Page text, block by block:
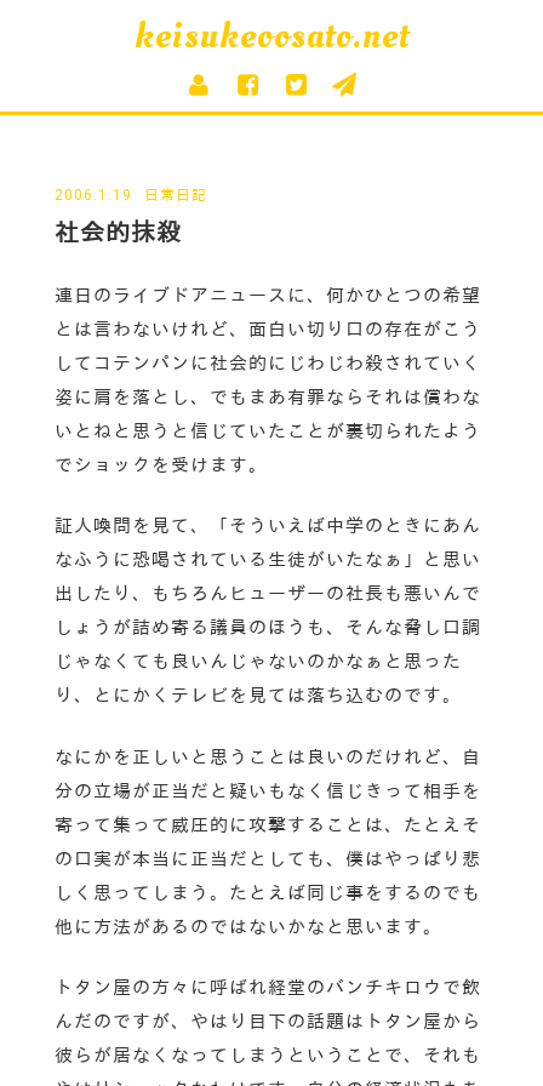
keisukeoosato.net
2006.1.19 日常日記
社会的抹殺
連日のライブドアニュースに、何かひとつの希望
とは言わないけれど、面白い切り口の存在がこう
してコテンパンに社会的にじわじわ殺されていく
姿に肩を落とし、でもまあ有罪ならそれは償わな
いとねと思うと信じていたことが裏切られたよう
でショックを受けます。
証人喚問を見て、「そういえば中学のときにあん
なふうに恐喝されている生徒がいたなぁ」と思い
出したり、もちろんヒューザーの社長も悪いんで
しょうが詰め寄る議員のほうも、そんな脅し口調
じゃなくても良いんじゃないのかなぁと思った
り、とにかくテレビを見ては落ち込むのです。
なにかを正しいと思うことは良いのだけれど、自
分の立場が正当だと疑いもなく信じきって相手を
寄って集って威圧的に攻撃することは、たとえそ
の口実が本当に正当だとしても、僕はやっぱり悲
しく思ってしまう。たとえば同じ事をするのでも
他に方法があるのではないかなと思います。
トタン屋の方々に呼ばれ経堂のバンチキロウで飲
んだのですが、やはり目下の話題はトタン屋から
彼らが居なくなってしまうということで、それも